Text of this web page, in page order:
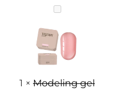
Modeling
gel
Trendy
nails
15
ml
1 × Modeling gel